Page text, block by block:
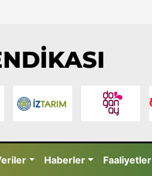
Haberler Faaliyetler